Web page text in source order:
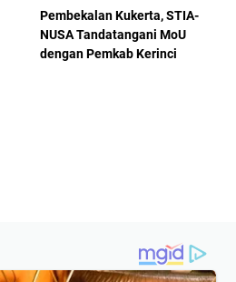
Pembekalan Kukerta, STIA-
NUSA Tandatangani MoU
dengan Pemkab Kerinci